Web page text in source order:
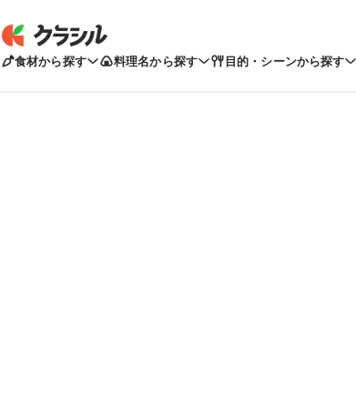
食材から探す 料理名から探す 目的・シーンから探す